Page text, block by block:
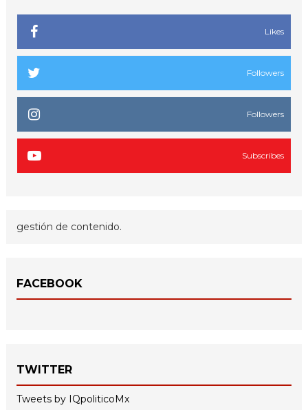
Likes
Followers
Followers
Subscribes
gestión de contenido.
FACEBOOK
TWITTER
Tweets by IQpoliticoMx